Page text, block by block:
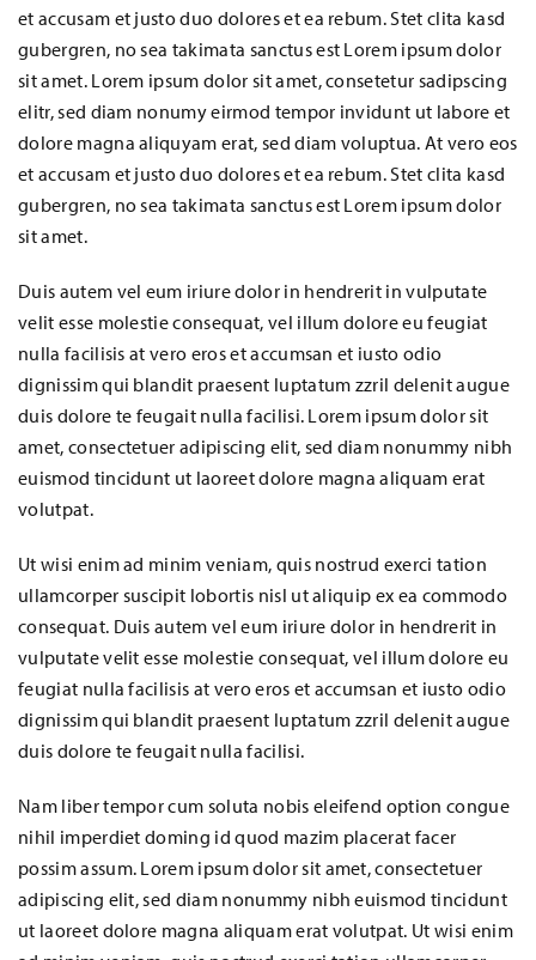
et accusam et justo duo dolores et ea rebum. Stet clita kasd
gubergren, no sea takimata sanctus est Lorem ipsum dolor
sit amet. Lorem ipsum dolor sit amet, consetetur sadipscing
elitr, sed diam nonumy eirmod tempor invidunt ut labore et
dolore magna aliquyam erat, sed diam voluptua. At vero eos
et accusam et justo duo dolores et ea rebum. Stet clita kasd
gubergren, no sea takimata sanctus est Lorem ipsum dolor
sit amet.
Duis autem vel eum iriure dolor in hendrerit in vulputate
velit esse molestie consequat, vel illum dolore eu feugiat
nulla facilisis at vero eros et accumsan et iusto odio
dignissim qui blandit praesent luptatum zzril delenit augue
duis dolore te feugait nulla facilisi. Lorem ipsum dolor sit
amet, consectetuer adipiscing elit, sed diam nonummy nibh
euismod tincidunt ut laoreet dolore magna aliquam erat
volutpat.
Ut wisi enim ad minim veniam, quis nostrud exerci tation
ullamcorper suscipit lobortis nisl ut aliquip ex ea commodo
consequat. Duis autem vel eum iriure dolor in hendrerit in
vulputate velit esse molestie consequat, vel illum dolore eu
feugiat nulla facilisis at vero eros et accumsan et iusto odio
dignissim qui blandit praesent luptatum zzril delenit augue
duis dolore te feugait nulla facilisi.
Nam liber tempor cum soluta nobis eleifend option congue
nihil imperdiet doming id quod mazim placerat facer
possim assum. Lorem ipsum dolor sit amet, consectetuer
adipiscing elit, sed diam nonummy nibh euismod tincidunt
ut laoreet dolore magna aliquam erat volutpat. Ut wisi enim